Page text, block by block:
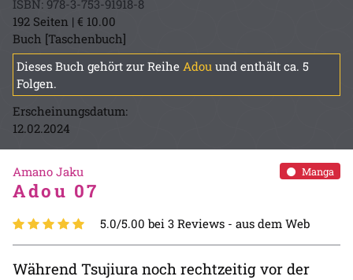
ISBN: 978-3-753-91918-8
192 Seiten | € 10.00
Buch [Taschenbuch]
Dieses Buch gehört zur Reihe Adou und enthält ca. 5
Folgen.
Erscheinungsdatum:
12.02.2024
Manga
Amano Jaku
Adou 07
5.0/5.00 bei 3 Reviews - aus dem Web
Während Tsujiura noch rechtzeitig vor der